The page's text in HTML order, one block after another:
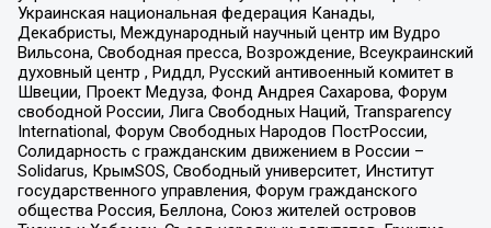
Украинская национальная федерация Канады,
Декабристы, Международный научный центр им Вудро
Вильсона, Свободная пресса, Возрождение, Всеукраинский
духовный центр , Риддл, Русский антивоенный комитет в
Швеции, Проект Медуза, Фонд Андрея Сахарова, Форум
свободной России, Лига Свободных Наций, Transparеncy
International, Форум Свободных Народов ПостРоссии,
Солидарность с гражданским движением в России –
Solidarus, КрымSOS, Свободный университет, Институт
государственного управления, Форум гражданского
общества Россия, Беллона, Союз жителей островов